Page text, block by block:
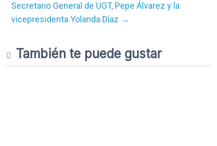
Secretario General de UGT, Pepe Álvarez y la
vicepresidenta Yolanda Díaz →
También te puede gustar